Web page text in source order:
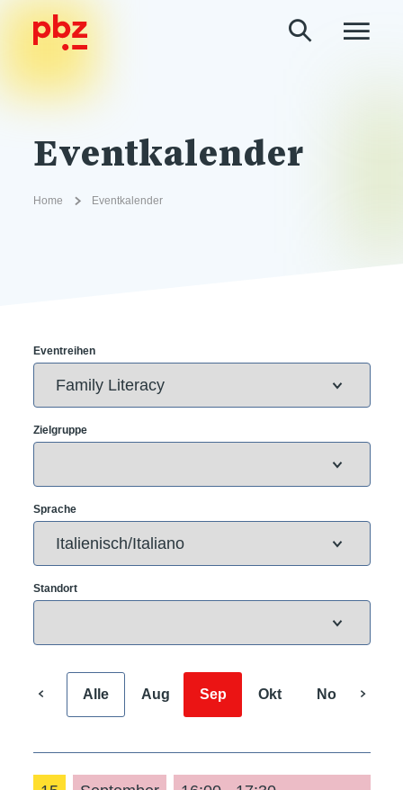
Eventkalender
Home Eventkalender
Eventreihen
Zielgruppe
Sprache
Standort
Alle Aug Sep Okt Nov